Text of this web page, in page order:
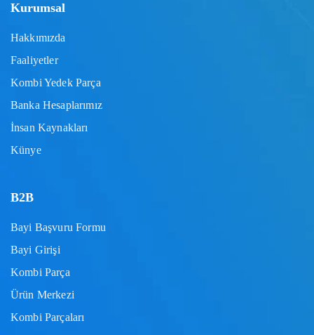
Kurumsal
Hakkımızda
Faaliyetler
Kombi Yedek Parça
Banka Hesaplarımız
İnsan Kaynakları
Künye
B2B
Bayi Başvuru Formu
Bayi Girişi
Kombi Parça
Ürün Merkezi
Kombi Parçaları